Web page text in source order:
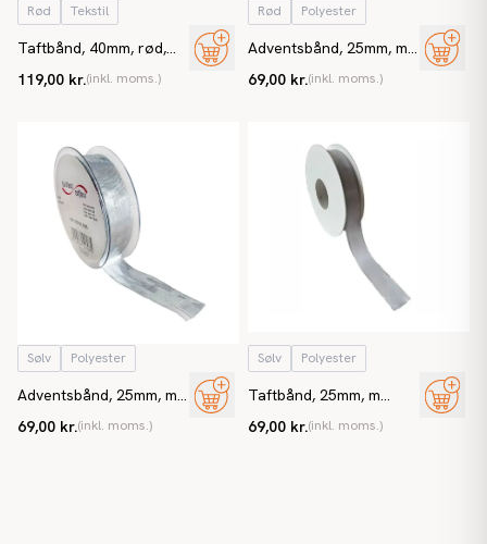
Rød Tekstil
Taftbånd, 40mm, rød,
119,00 kr.(inkl. moms.)
Rød Polyester
Adventsbånd, 25mm, m
69,00 kr.(inkl. moms.)
Sølv Polyester
Adventsbånd, 25mm, m
69,00 kr.(inkl. moms.)
Sølv Polyester
Taftbånd, 25mm, m
69,00 kr.(inkl. moms.)